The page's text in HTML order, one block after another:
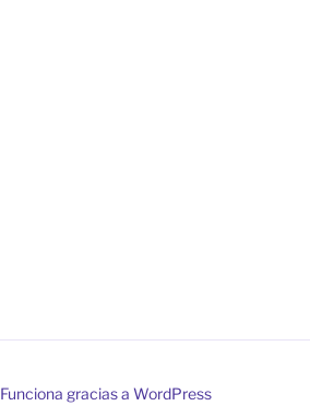
Funciona gracias a WordPress